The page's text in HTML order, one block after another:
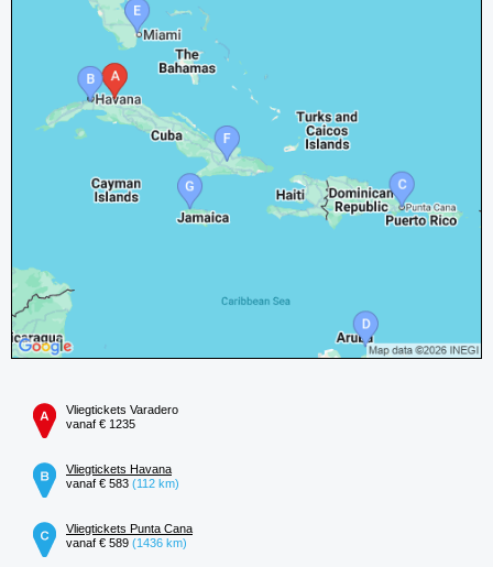
Vliegtickets Varadero
vanaf € 1235
Vliegtickets Havana
vanaf € 583 (112 km)
Vliegtickets Punta Cana
vanaf € 589 (1436 km)